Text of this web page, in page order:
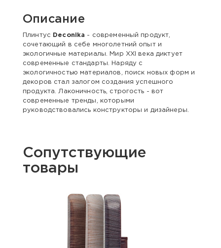
Описание
Плинтус Deconika - современный продукт,
сочетающий в себе многолетний опыт и
экологичные материалы. Мир XXI века диктует
современные стандарты. Наряду с
экологичностью материалов, поиск новых форм и
декоров стал залогом создания успешного
продукта. Лаконичность, строгость - вот
современные тренды, которыми
руководствовались конструкторы и дизайнеры.
Сопутствующие
товары